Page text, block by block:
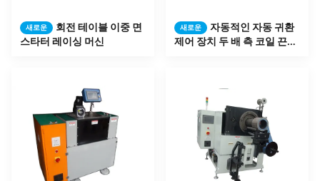
새로운
회전 테이블 이중 면
스타터 레이싱 머신
새로운
자동적인 자동 귀환
제어 장치 두 배 측 코일 끈으